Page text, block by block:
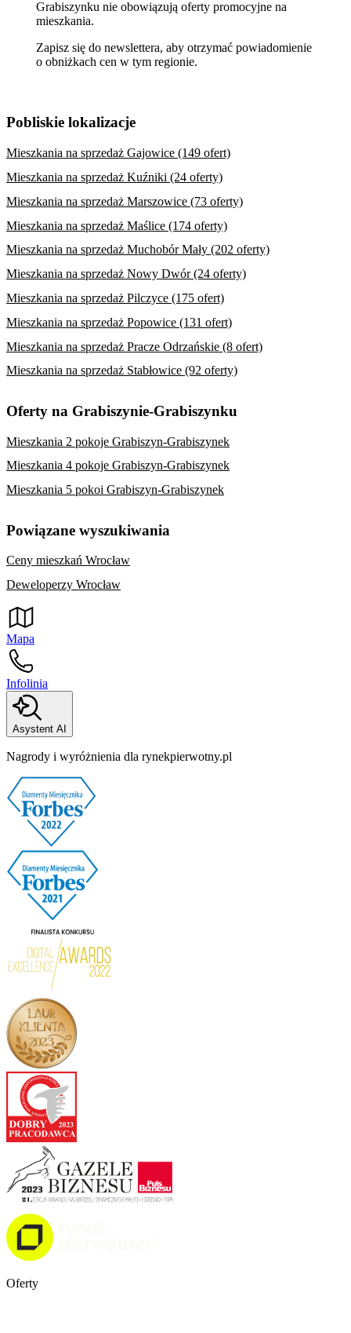
Grabiszynku nie obowiązują oferty promocyjne na
mieszkania.
Zapisz się do newslettera, aby otrzymać powiadomienie
o obniżkach cen w tym regionie.
Pobliskie lokalizacje
Mieszkania na sprzedaż Gajowice (149 ofert)
Mieszkania na sprzedaż Kuźniki (24 oferty)
Mieszkania na sprzedaż Marszowice (73 oferty)
Mieszkania na sprzedaż Maślice (174 oferty)
Mieszkania na sprzedaż Muchobór Mały (202 oferty)
Mieszkania na sprzedaż Nowy Dwór (24 oferty)
Mieszkania na sprzedaż Pilczyce (175 ofert)
Mieszkania na sprzedaż Popowice (131 ofert)
Mieszkania na sprzedaż Pracze Odrzańskie (8 ofert)
Mieszkania na sprzedaż Stabłowice (92 oferty)
Oferty na Grabiszynie-Grabiszynku
Mieszkania 2 pokoje Grabiszyn-Grabiszynek
Mieszkania 4 pokoje Grabiszyn-Grabiszynek
Mieszkania 5 pokoi Grabiszyn-Grabiszynek
Powiązane wyszukiwania
Ceny mieszkań Wrocław
Deweloperzy Wrocław
Mapa
Infolinia
Asystent AI
Nagrody i wyróżnienia dla rynekpierwotny.pl
Oferty